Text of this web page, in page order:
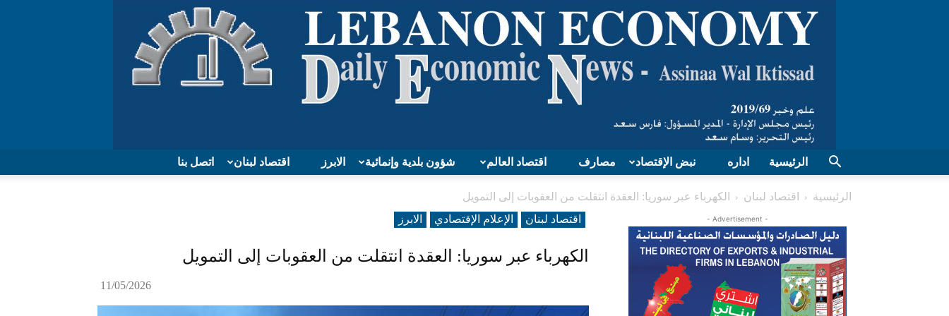
Lebanon
اتصل بنا اقتصاد لبنان الابرز شؤون بلدية وإنمائية اقتصاد العالم مصارف نبض الإقتصاد اداره الرئيسية
الرئيسية اقتصاد لبنان
الكهرباء عبر سوريا: العقدة انتقلت من العقوبات إلى التمويل
اقتصاد لبنان
الإعلام الإقتصادي الابرز
الكهرباء عبر سوريا: العقدة انتقلت من العقوبات إلى التمويل
11/05/2026
- Advertisement -